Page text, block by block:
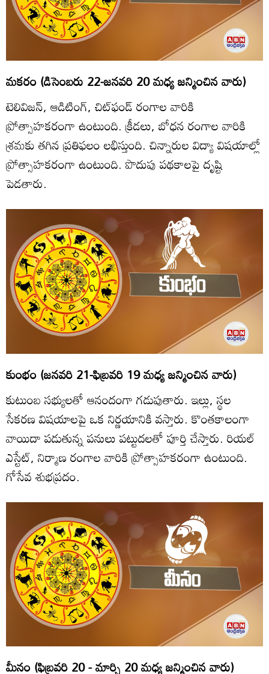
మకరం (డిసెంబరు 22-జనవరి 20 మధ్య జన్మించిన వారు)
టెలివిజన్‌, ఆడిటింగ్‌, చిట్‌ఫండ్‌ రంగాల వారికి
ప్రోత్సాహకరంగా ఉంటుంది. క్రీడలు, బోధన రంగాల వారికి
శ్రమకు తగిన ప్రతిఫలం లభిస్తుంది. చిన్నారుల విద్యా విషయాల్లో
ప్రోత్సాహకరంగా ఉంటుంది. పొదుపు పథకాలపై దృష్టి
పెడతారు.
కుంభం (జనవరి 21-ఫిబ్రవరి 19 మధ్య జన్మించిన వారు)
కుటుంబ సభ్యులతో ఆనందంగా గడుపుతారు. ఇల్లు, స్థల
సేకరణ విషయాలపై ఒక నిర్ణయానికి వస్తారు. కొంతకాలంగా
వాయిదా పడుతున్న పనులు పట్టుదలతో పూర్తి చేస్తారు. రియల్‌
ఎస్టేట్‌, నిర్మాణ రంగాల వారికి ప్రోత్సాహకరంగా ఉంటుంది.
గోసేవ శుభప్రదం.
మీనం (ఫిబ్రవరి 20 - మార్చి 20 మధ్య జన్మించిన వారు)